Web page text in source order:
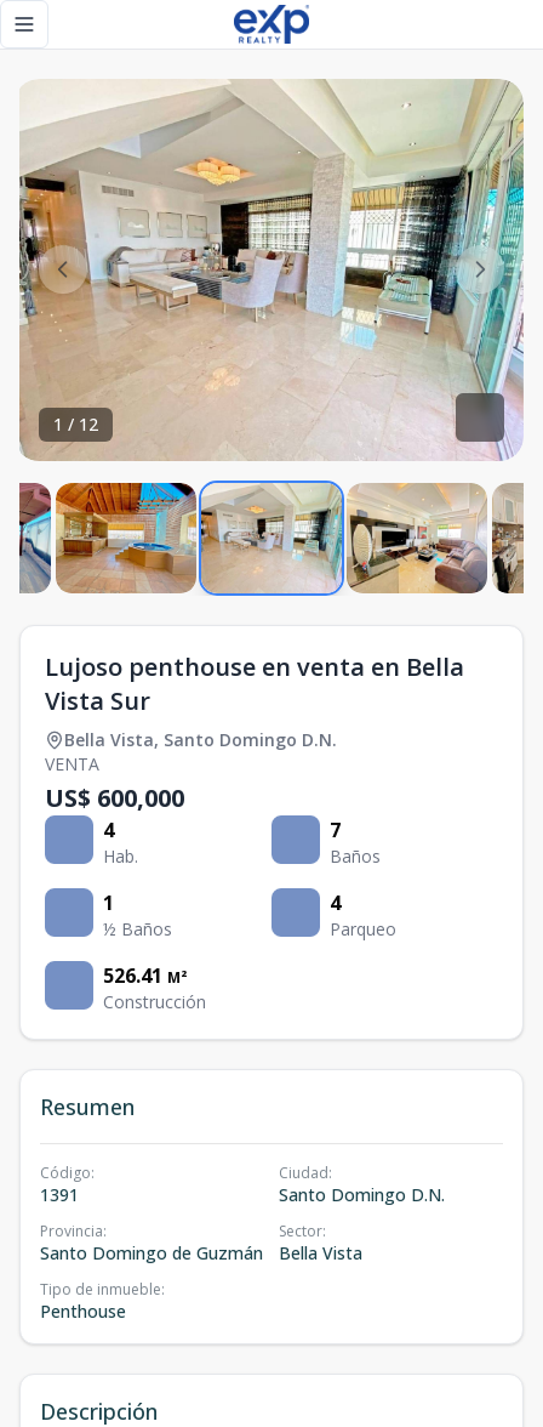
Toggle navigation menu
1 / 12
Lujoso penthouse en venta en Bella
Vista Sur
Bella Vista, Santo Domingo D.N.
VENTA
US$ 600,000
4
Hab.
7
Baños
1
½ Baños
4
Parqueo
526.41 M²
Construcción
Resumen
Código:
1391
Ciudad:
Santo Domingo D.N.
Provincia:
Santo Domingo de Guzmán
Sector:
Bella Vista
Tipo de inmueble:
Penthouse
Descripción
Lujoso penthouse en venta en Bella Vista Sur - eXp Realty